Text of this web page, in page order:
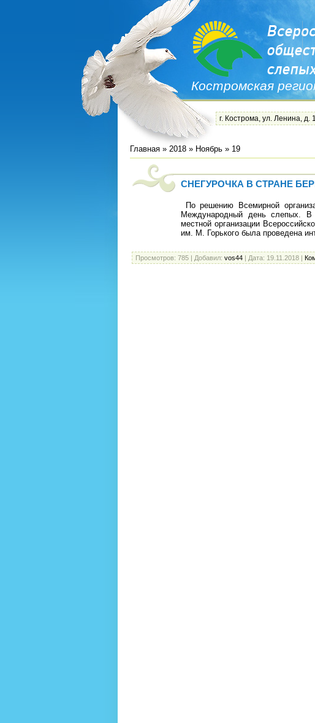
Костромская
г. Кострома, ул. Ленина, д.
Главная » 2018 » Ноябрь » 19
СНЕГУРОЧКА В СТРАНЕ
По решению Всемирной
Международный день слепых. В
местной организации
им. М. Горького была проведена
Просмотров: 785 | Добавил: vos44 | Дата: 19.11.2018 |